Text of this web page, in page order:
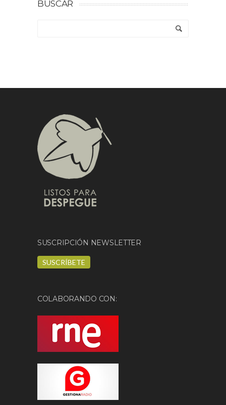
BUSCAR
SUSCRIPCIÓN NEWSLETTER
SUSCRÍBETE
COLABORANDO CON: